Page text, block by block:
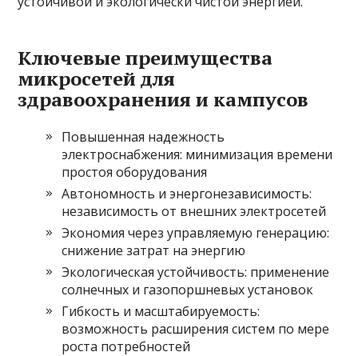
Ключевые преимущества
микросетей для
здравоохранения и кампусов
Повышенная надежность
электроснабжения: минимизация времени
простоя оборудования
Автономность и энергонезависимость:
независимость от внешних электросетей
Экономия через управляемую генерацию:
снижение затрат на энергию
Экологическая устойчивость: применение
солнечных и газопоршневых установок
Гибкость и масштабируемость:
возможность расширения систем по мере
роста потребностей